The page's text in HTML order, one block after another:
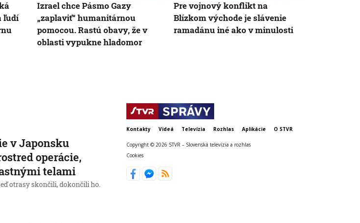
ľudí
Izrael chce Pásmo Gazy
„zaplaviť“ humanitárnou
pomocou. Rastú obavy, že v
oblasti vypukne hladomor
Pre vojnový konflikt na
Blízkom východe je slávenie
ramadánu iné ako v minulosti
v Japonsku
operácie,
telami
otrasy skončili, dokončili ho.
Kontakty Videá Televízia Rozhlas Aplikácie O STVR
Copyright © 2026 STVR – Slovenská televízia a rozhlas
Cookies